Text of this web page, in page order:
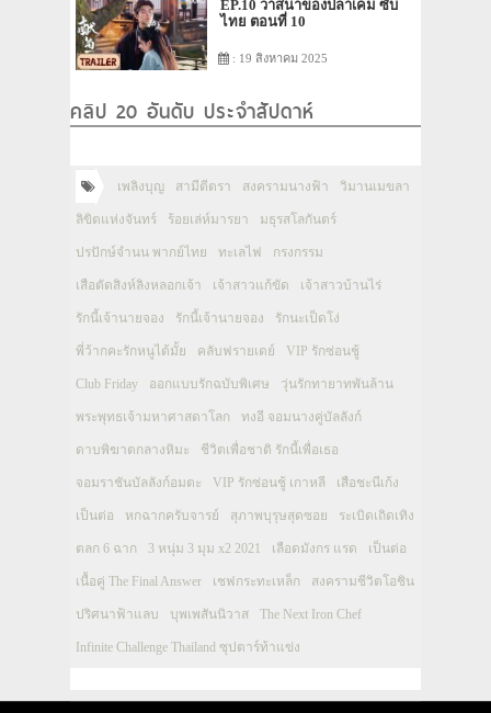
EP.10 วาสนาของปลาเค็ม ซับ
ไทย ตอนที่ 10
: 19 สิงหาคม 2025
คลิป 20 อันดับ ประจำสัปดาห์
เพลิงบุญ สามีตีตรา สงครามนางฟ้า วิมานเมขลา
ลิขิตแห่งจันทร์ ร้อยเล่ห์มารยา มธุรสโลกันตร์
ปรปักษ์จำนน พากย์ไทย ทะเลไฟ กรงกรรม
เสือตัดสิงห์ลิงหลอกเจ้า เจ้าสาวแก้ขัด เจ้าสาวบ้านไร่
รักนี้เจ้านายจอง รักนี้เจ้านายจอง รักนะเป็ดโง่
พี่ว้ากคะรักหนูได้มั้ย คลับฟรายเดย์ VIP รักซ่อนชู้
Club Friday ออกแบบรักฉบับพิเศษ วุ่นรักทายาทพันล้าน
พระพุทธเจ้ามหาศาสดาโลก ทงอี จอมนางคู่บัลลังก์
ดาบพิฆาตกลางหิมะ ชีวิตเพื่อชาติ รักนี้เพื่อเธอ
จอมราชันบัลลังก์อมตะ VIP รักซ่อนชู้ เกาหลี เสือชะนีเก้ง
เป็นต่อ หกฉากครับจารย์ สุภาพบุรุษสุดซอย ระเบิดเถิดเทิง
ตลก 6 ฉาก 3 หนุ่ม 3 มุม x2 2021 เลือดมังกร แรด เป็นต่อ
เนื้อคู่ The Final Answer เชฟกระทะเหล็ก สงครามชีวิตโอชิน
ปริศนาฟ้าแลบ บุพเพสันนิวาส The Next Iron Chef
Infinite Challenge Thailand ซุปตาร์ท้าแข่ง